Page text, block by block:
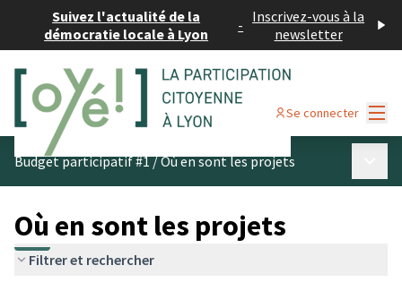
Suivez l'actualité de la
démocratie locale à Lyon
- Inscrivez-vous à la
newsletter
Se connecter
Budget participatif #1/Où en sont les projets
Où en sont les projets
Filtrer et rechercher